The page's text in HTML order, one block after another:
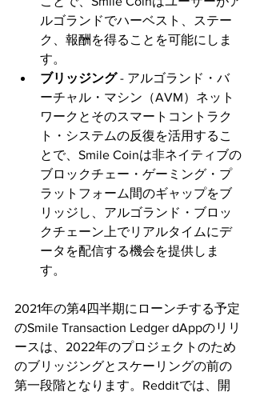
ルゴランドでハーベスト、ステー
ク、報酬を得ることを可能にしま
す。
ブリッジング - アルゴランド・バ
ーチャル・マシン（AVM）ネット
ワークとそのスマートコントラク
ト・システムの反復を活用するこ
とで、Smile Coinは非ネイティブの
ブロックチェー・ゲーミング・プ
ラットフォーム間のギャップをブ
リッジし、アルゴランド・ブロッ
クチェーン上でリアルタイムにデ
ータを配信する機会を提供しま
す。
2021年の第4四半期にローンチする予定
のSmile Transaction Ledger dAppのリリ
ースは、2022年のプロジェクトのため
のブリッジングとスケーリングの前の
第一段階となります。Redditでは、開